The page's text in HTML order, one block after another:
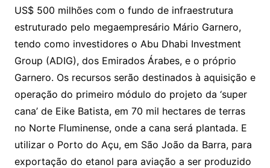
US$ 500 milhões com o fundo de infraestrutura
estruturado pelo megaempresário Mário Garnero,
tendo como investidores o Abu Dhabi Investment
Group (ADIG), dos Emirados Árabes, e o próprio
Garnero. Os recursos serão destinados à aquisição e
operação do primeiro módulo do projeto da ‘super
cana’ de Eike Batista, em 70 mil hectares de terras
no Norte Fluminense, onde a cana será plantada. E
utilizar o Porto do Açu, em São João da Barra, para
exportação do etanol para aviação a ser produzido